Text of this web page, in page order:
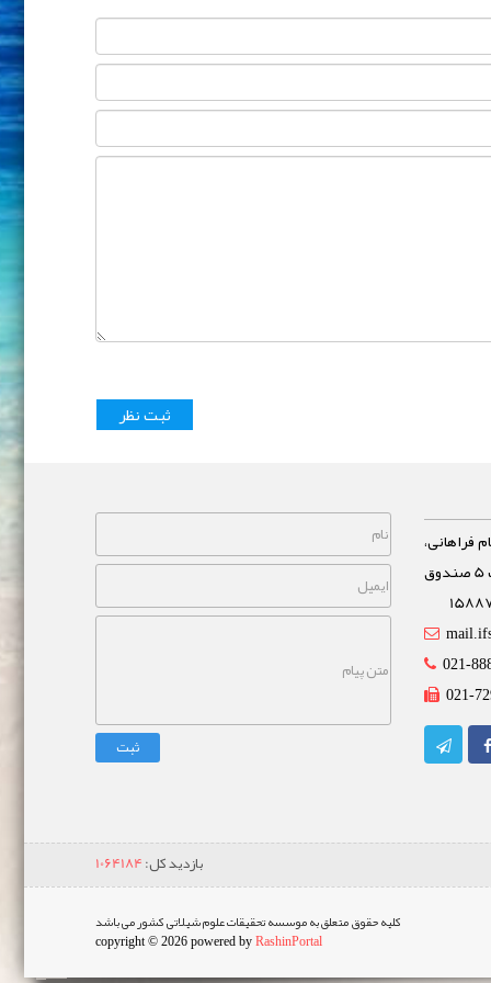
فراهانی،
خیابان مشاهیر، نبش خیابان غفاری پلاک 5 صندوق
021-
021-
ثبت
بازدید کل:1064184
کلیه حقوق متعلق به موسسه تحقیقات علوم شیلاتی کشور می باشد
copyright © 2026 powered byRashinPortal